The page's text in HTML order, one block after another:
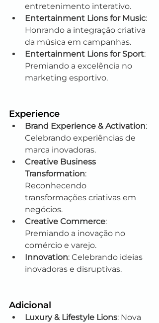
entretenimento interativo.
Entertainment Lions for Music:
Honrando a integração criativa
da música em campanhas.
Entertainment Lions for Sport:
Premiando a excelência no
marketing esportivo.
Experience
Brand Experience & Activation:
Celebrando experiências de
marca inovadoras.
Creative Business
Transformation:
Reconhecendo
transformações criativas em
negócios.
Creative Commerce:
Premiando a inovação no
comércio e varejo.
Innovation: Celebrando ideias
inovadoras e disruptivas.
Adicional
Luxury & Lifestyle Lions: Nova